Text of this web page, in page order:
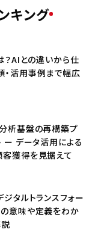
キング
？AIとの違いから仕
・活用事例まで幅広
析基盤の再構築プ
ー データ活用による
客獲得を見据えて
ジタルトランスフォー
の意味や定義をわか